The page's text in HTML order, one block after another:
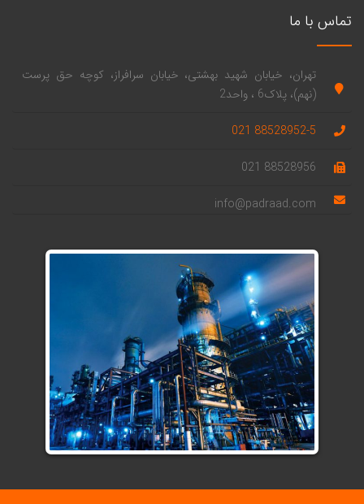
تماس با ما
تهران، خیابان شهید بهشتی، خیابان سرافراز، کوچه حق پرست
(نهم)، پلاک6 ، واحد2
88528952-5 021
88528956 021
info@padraad.com